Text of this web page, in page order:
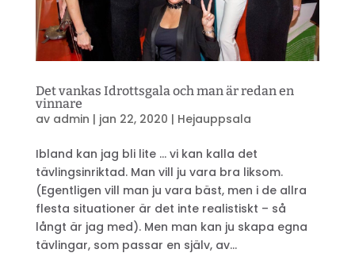
Det vankas Idrottsgala och man är redan en
vinnare
av admin | jan 22, 2020 | Hejauppsala
Ibland kan jag bli lite … vi kan kalla det
tävlingsinriktad. Man vill ju vara bra liksom.
(Egentligen vill man ju vara bäst, men i de allra
flesta situationer är det inte realistiskt – så
långt är jag med). Men man kan ju skapa egna
tävlingar, som passar en själv, av...